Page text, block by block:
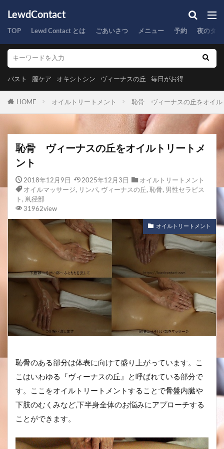
LewdContact
TOP Lewd Contact とは ごあいさつ メニュー 予約 夜のタ
バスト 膣ケア オキシトシン ヴィーナスの丘 毎日がお得
HOME オイルトリートメント 恥骨 ヴィーナスの丘をオイル
恥骨 ヴィーナスの丘をオイルトリートメ
ント
2018年12月9日 2025年12月3日
オイルトリートメント
オイルマッサージ, リンパ, ヴィーナスの丘, 恥骨, 男性セラピス
ト , 鼡径部
31962view
オイルトリートメント
恥骨のある部分は体表に向けて盛り上がっています。こ
こはいわゆる『ヴィーナスの丘』と呼ばれている部分で
す。ここをオイルトリートメントすることで骨盤内臓や
下肢のむくみなど,下半身全体のお悩みにアプローチする
ことができます。